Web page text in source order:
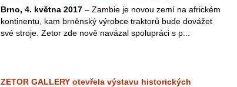
Brno, 4. května 2017 – Zambie je novou zemí na africkém
kontinentu, kam brněnský výrobce traktorů bude dovážet
své stroje. Zetor zde nově navázal spolupráci s p...
ZETOR GALLERY otevřela výstavu historických